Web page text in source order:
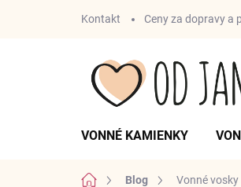
Kontakt Ceny za dopravy a
VONNÉ KAMIENKY
DomovBlog Vonné vosky